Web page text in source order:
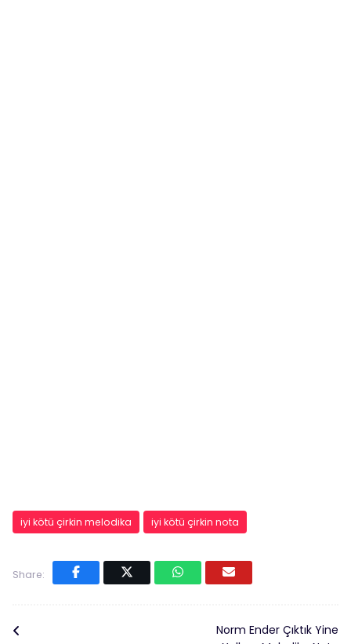
iyi kötü çirkin melodika iyi kötü çirkin nota
Share:
Norm Ender Çıktık Yine